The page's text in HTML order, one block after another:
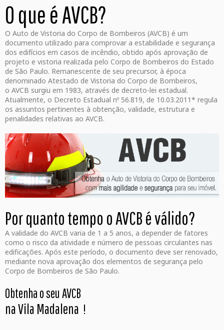
O que é AVCB?
O Auto de Vistoria do Corpo de Bombeiros (AVCB) é um
documento utilizado para comprovar a estabilidade e segurança
dos edifícios em casos de incêndio, obtido após aprovação de
projeto e vistoria realizada pelo Corpo de Bombeiros do Estado
de São Paulo. Remanescente de seu precursor, à época
denominado Atestado de Vistoria do Corpo de Bombeiros,
o AVCB surgiu em 1983, através de decreto-lei estadual.
Atualmente, o Decreto Estadual nº 56.819, de 10.03.2011* regula
os assuntos pertinentes à obtenção, validade, estrutura e
penalidades relativas ao AVCB.
Por quanto tempo o AVCB é válido?
A validade do AVCB varia de 1 a 5 anos, a depender de fatores
como o risco da atividade e número de pessoas circulantes nas
edificações. Após este período, o documento deve ser renovado,
mediante nova aprovação dos elementos de segurança pelo
Corpo de Bombeiros de São Paulo.
Obtenha o seu AVCB
na Vila Madalena !